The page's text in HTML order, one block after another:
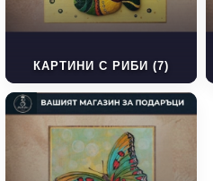
КАРТИНИ С РИБИ (7)